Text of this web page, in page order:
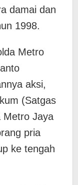
damai dan
1998.
Metro
aksi,
(Satgas
Metro Jaya
pria
ke tengah